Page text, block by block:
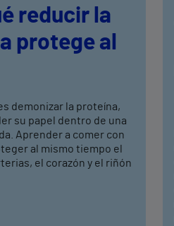
reducir la
protege al
demonizar la proteína,
su papel dentro de una
Aprender a comer con
al mismo tiempo el
el corazón y el riñón